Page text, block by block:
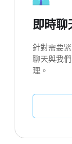
即時聊
針對需要
聊天與我
理。